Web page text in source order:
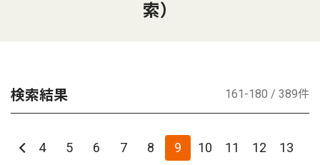
索）
検索結果 161-180 / 389件
4 5 6 7 8 9 10 11 12
13